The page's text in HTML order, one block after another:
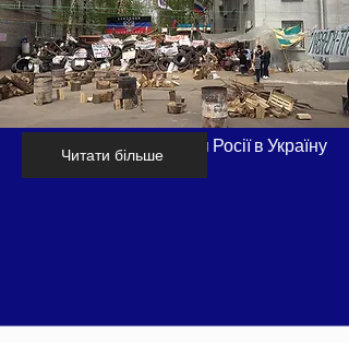
Хронологія вторгнення Росії в Україну
Читати більше